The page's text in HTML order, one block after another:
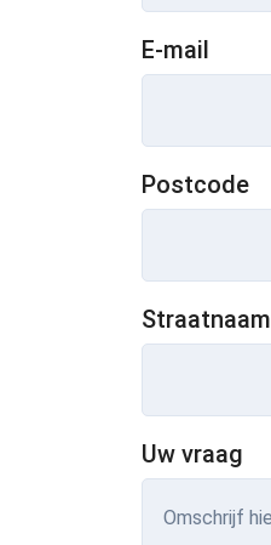
E-mail
Postcode
Straatnaam
Uw vraag